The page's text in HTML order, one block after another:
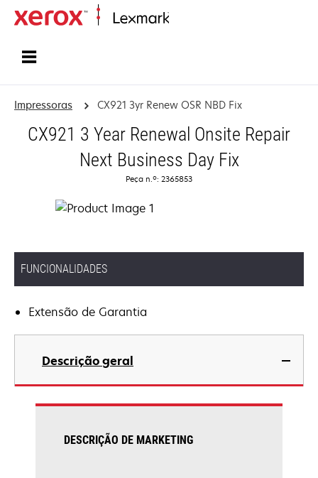
Impressoras CX921 3yr Renew OSR NBD Fix
CX921 3 Year Renewal Onsite Repair
Next Business Day Fix
Peça n.º: 2365853
FUNCIONALIDADES
Extensão de Garantia
Descrição geral
DESCRIÇÃO DE MARKETING